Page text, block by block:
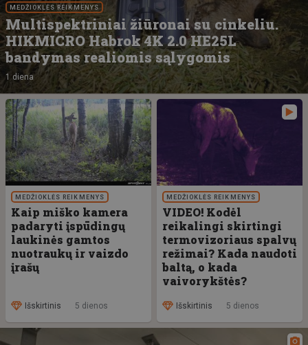
MEDŽIOKLĖS REIKMENYS
Multispektriniai žiūronai su cinkeliu.
HIKMICRO Habrok 4K 2.0 HE25L
bandymas realiomis sąlygomis
1 diena
MEDŽIOKLĖS REIKMENYS
Kaip miško kamera
padaryti įspūdingų
laukinės gamtos
nuotraukų ir vaizdo
įrašų
Išskirtinis 5 dienos
MEDŽIOKLĖS REIKMENYS
VIDEO! Kodėl
reikalingi skirtingi
termovizoriaus spalvų
režimai? Kada naudoti
baltą, o kada
vaivorykštės?
Išskirtinis 5 dienos